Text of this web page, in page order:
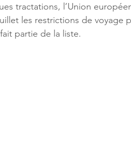
tractations, l’Union
les restrictions de voyage
partie de la liste.